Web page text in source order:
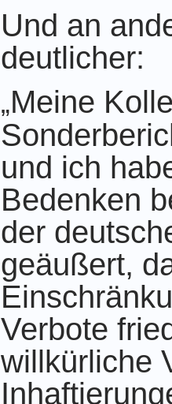
Und an
deutlicher:
„Meine
und ich
Bedenken
der
geäußert,
Verbote
willkürliche